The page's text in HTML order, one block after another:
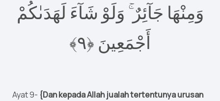
وَمِنْهَا جَآئِرٌ ۚ وَلَوْ شَآءَ لَهَدَىٰكُمْ
أَجْمَعِينَ ‎﴿٩﴾
Ayat 9- {Dan kepada Allah jualah tertentunya urusan